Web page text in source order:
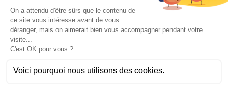
L'AUTEUR
DoniaMOHAMED
Business Developer